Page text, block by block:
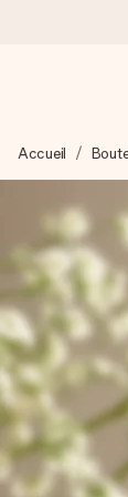
Nous
4,7 (sur
Nos
Carte
Créez
Accueil